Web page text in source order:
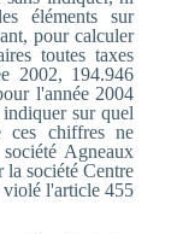
éléments sur
pour calculer
toutes taxes
2002, 194.946
l'année 2004
sur quel
ces chiffres ne
Agneaux
société Centre
l'article 455